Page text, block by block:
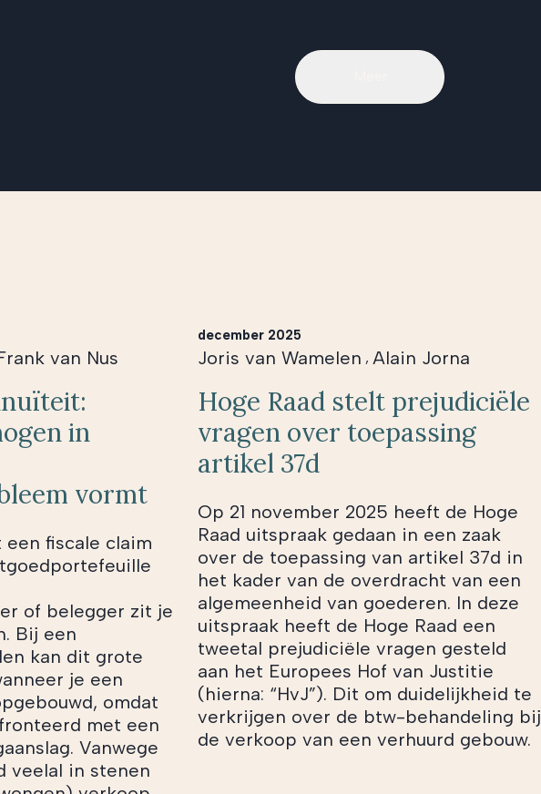
van Nus
in
vormt
fiscale claim
of belegger zit je
Bij een
kan dit grote
je een
omdat
met een
Vanwege
veelal in stenen
december 2025
Joris van Wamelen , Alain Jorna
Hoge Raad stelt prejudiciële
vragen over toepassing
artikel 37d
Op 21 november 2025 heeft de Hoge
Raad uitspraak gedaan in een zaak
over de toepassing van artikel 37d in
het kader van de overdracht van een
algemeenheid van goederen. In deze
uitspraak heeft de Hoge Raad een
tweetal prejudiciële vragen gesteld
aan het Europees Hof van Justitie
(hierna: “HvJ”). Dit om duidelijkheid te
verkrijgen over de btw-behandeling bij
de verkoop van een verhuurd gebouw.